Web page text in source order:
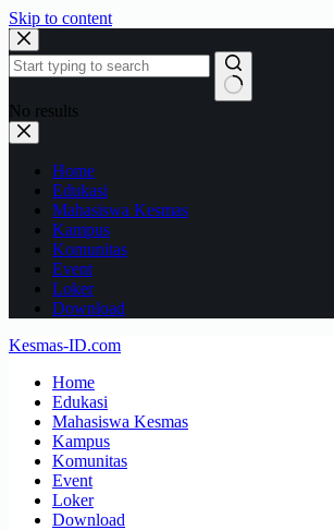
Skip to content
No results
Home
Edukasi
Mahasiswa Kesmas
Kampus
Komunitas
Event
Loker
Download
Kesmas-ID.com
Home
Edukasi
Mahasiswa Kesmas
Kampus
Komunitas
Event
Loker
Download